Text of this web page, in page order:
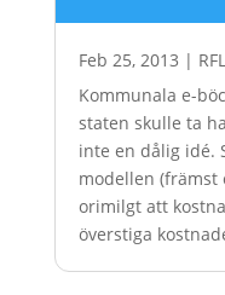
Feb 25, 2013 |
Kommunala e-
staten skulle ta
inte en dålig idé.
modellen (främst
orimilgt att
överstiga